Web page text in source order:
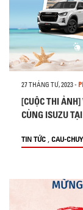
27 THÁNG TƯ, 2023-
[CUỘC THI
CÙNG ISUZU
TIN TỨC , CAU-